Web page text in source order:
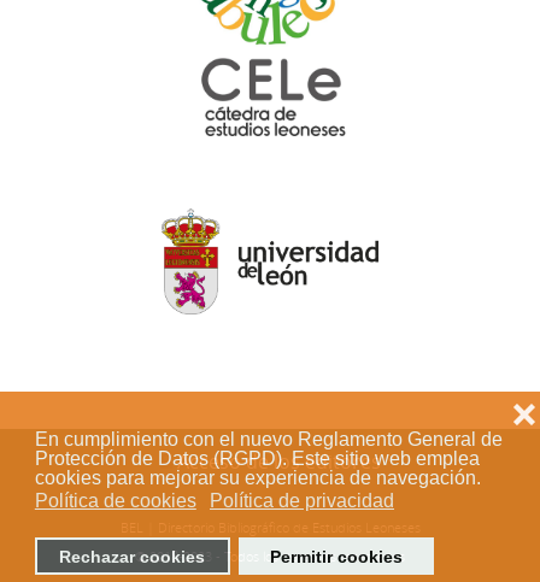
En cumplimiento con el nuevo Reglamento General de
Protección de Datos (RGPD). Este sitio web emplea
cookies para mejorar su experiencia de navegación.
Política de cookies
Política de privacidad
Rechazar cookies Permitir cookies
❌
Acceso de los editores
© 2018-2023 - Todos los derechos reservados